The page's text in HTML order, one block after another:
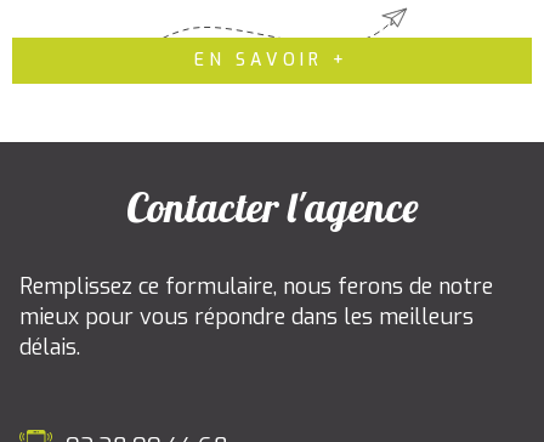
EN SAVOIR +
Contacter l'agence
Remplissez ce formulaire, nous ferons de notre
mieux pour vous répondre dans les meilleurs
délais.